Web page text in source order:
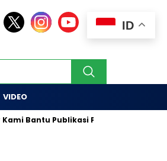
VIDEO
Publikasi Profil Anda!
ID